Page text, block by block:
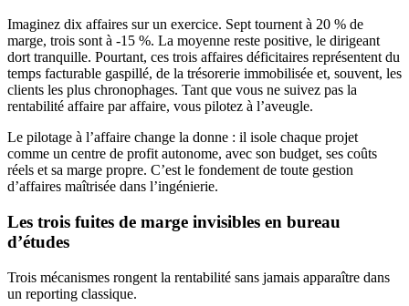
Imaginez dix affaires sur un exercice. Sept tournent à 20 % de
marge, trois sont à -15 %. La moyenne reste positive, le dirigeant
dort tranquille. Pourtant, ces trois affaires déficitaires représentent du
temps facturable gaspillé, de la trésorerie immobilisée et, souvent, les
clients les plus chronophages. Tant que vous ne suivez pas la
rentabilité affaire par affaire, vous pilotez à l’aveugle.
Le pilotage à l’affaire change la donne : il isole chaque projet
comme un centre de profit autonome, avec son budget, ses coûts
réels et sa marge propre. C’est le fondement de toute gestion
d’affaires maîtrisée dans l’ingénierie.
Les trois fuites de marge invisibles en bureau
d’études
Trois mécanismes rongent la rentabilité sans jamais apparaître dans
un reporting classique.